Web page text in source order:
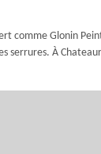
comme Glonin
serrures. À